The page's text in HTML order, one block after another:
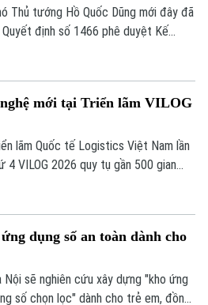
quốc gia trong kỷ nguyên số.
Thủ tướng Hồ Quốc Dũng mới đây đã
định số 1466 phê duyệt Kế
làm chủ công nghệ sinh học thế hệ
nghệ chỉnh sửa gene.
mới tại Triển lãm VILOG
lãm Quốc tế Logistics Việt Nam lần
4 VILOG 2026 quy tụ gần 500 gian
trình diễn của các giải pháp AI,
dụng số an toàn dành cho
Nội sẽ nghiên cứu xây dựng "kho ứng
số chọn lọc" dành cho trẻ em, đồng